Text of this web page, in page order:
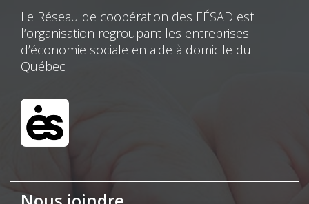
Le Réseau de coopération des EÉSAD est
l’organisation regroupant les entreprises
d’économie sociale en aide à domicile du
Québec .